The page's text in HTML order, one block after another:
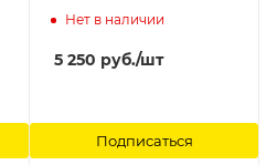
Cults Atalan Jackals)
Нет в наличии
5 250 руб./шт
Подписаться